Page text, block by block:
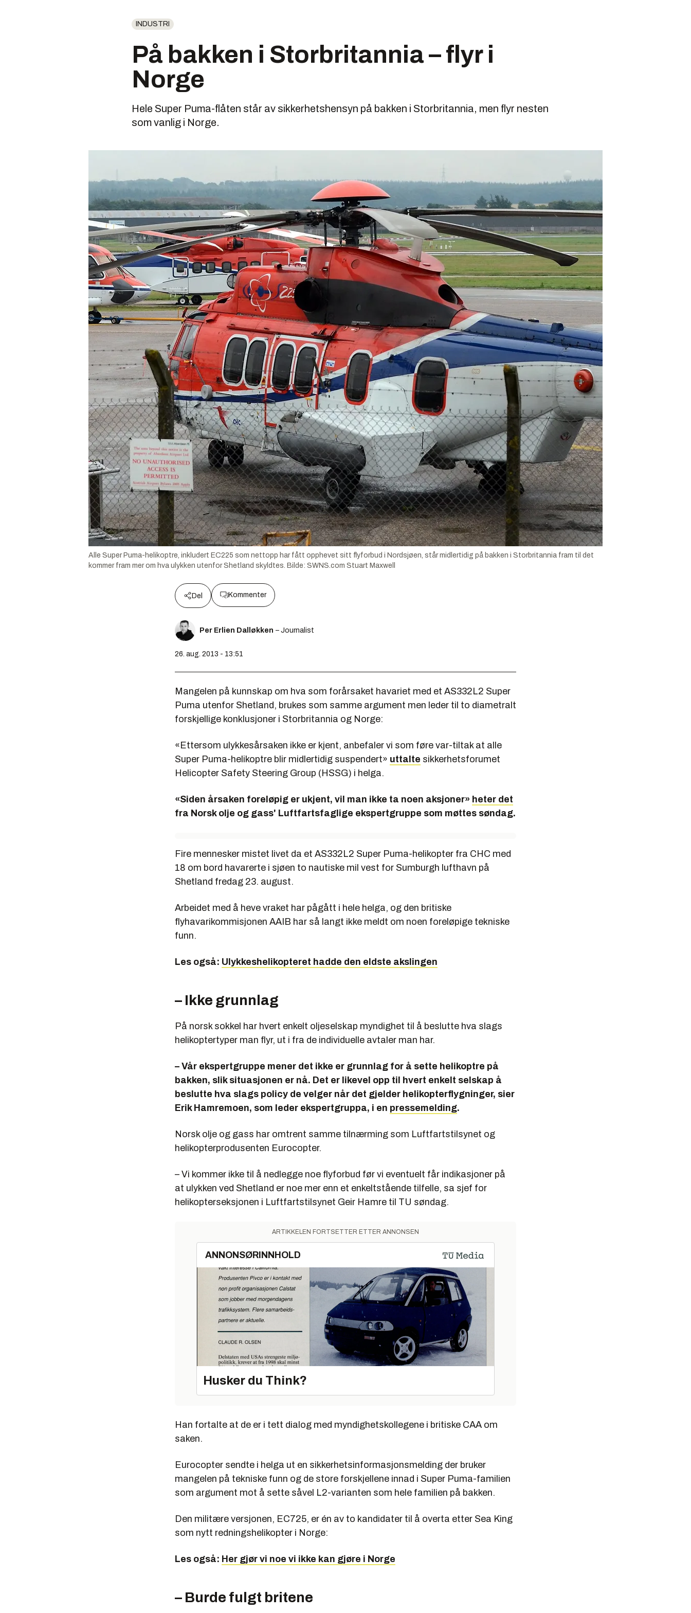
INDUSTRI
På bakken i Storbritannia – flyr i
Norge
Hele Super Puma-flåten står av sikkerhetshensyn på bakken i Storbritannia, men flyr nesten
som vanlig i Norge.
Alle Super Puma-helikoptre, inkludert EC225 som nettopp har fått opphevet sitt flyforbud i Nordsjøen, står midlertidig på bakken i Storbritannia fram til det
kommer fram mer om hva ulykken utenfor Shetland skyldtes. Bilde: SWNS.com Stuart Maxwell
Del Kommenter
Per Erlien Dalløkken – Journalist
26. aug. 2013 - 13:51
Mangelen på kunnskap om hva som forårsaket havariet med et AS332L2 Super
Puma utenfor Shetland, brukes som samme argument men leder til to diametralt
forskjellige konklusjoner i Storbritannia og Norge:
«Ettersom ulykkesårsaken ikke er kjent, anbefaler vi som føre var-tiltak at alle
Super Puma-helikoptre blir midlertidig suspendert» uttalte sikkerhetsforumet
Helicopter Safety Steering Group (HSSG) i helga.
«Siden årsaken foreløpig er ukjent, vil man ikke ta noen aksjoner» heter det
fra Norsk olje og gass' Luftfartsfaglige ekspertgruppe som møttes søndag.
Fire mennesker mistet livet da et AS332L2 Super Puma-helikopter fra CHC med
18 om bord havarerte i sjøen to nautiske mil vest for Sumburgh lufthavn på
Shetland fredag 23. august.
Arbeidet med å heve vraket har pågått i hele helga, og den britiske
flyhavarikommisjonen AAIB har så langt ikke meldt om noen foreløpige tekniske
funn.
Les også: Ulykkeshelikopteret hadde den eldste akslingen
– Ikke grunnlag
På norsk sokkel har hvert enkelt oljeselskap myndighet til å beslutte hva slags
helikoptertyper man flyr, ut i fra de individuelle avtaler man har.
– Vår ekspertgruppe mener det ikke er grunnlag for å sette helikoptre på
bakken, slik situasjonen er nå. Det er likevel opp til hvert enkelt selskap å
beslutte hva slags policy de velger når det gjelder helikopterflygninger, sier
Erik Hamremoen, som leder ekspertgruppa, i en pressemelding.
Norsk olje og gass har omtrent samme tilnærming som Luftfartstilsynet og
helikopterprodusenten Eurocopter.
– Vi kommer ikke til å nedlegge noe flyforbud før vi eventuelt får indikasjoner på
at ulykken ved Shetland er noe mer enn et enkeltstående tilfelle, sa sjef for
helikopterseksjonen i Luftfartstilsynet Geir Hamre til TU søndag.
ARTIKKELEN FORTSETTER ETTER ANNONSEN
ANNONSØRINNHOLD
Husker du Think?
Han fortalte at de er i tett dialog med myndighetskollegene i britiske CAA om
saken.
Eurocopter sendte i helga ut en sikkerhetsinformasjonsmelding der bruker
mangelen på tekniske funn og de store forskjellene innad i Super Puma-familien
som argument mot å sette såvel L2-varianten som hele familien på bakken.
Den militære versjonen, EC725, er én av to kandidater til å overta etter Sea King
som nytt redningshelikopter i Norge:
Les også: Her gjør vi noe vi ikke kan gjøre i Norge
– Burde fulgt britene